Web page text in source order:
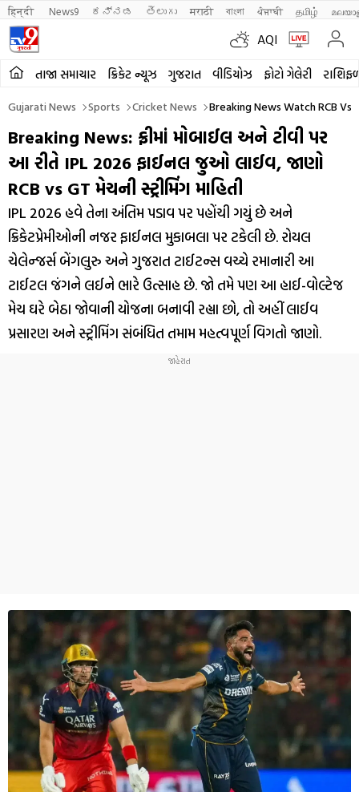
हिन्दी News9 ಕನ್ನಡ తెలుగు मराठी বাংলা ਪੰਜਾਬੀ தமிழ்
AQI
તાજા સમાચાર ક્રિકેટ ન્યૂઝ ગુજરાત વીડિયોઝ ફોટો ગેલેરી
Gujarati News Sports Cricket News Breaking News Watch RCB Vs
Breaking News: ફ્રીમાં મોબાઈલ અને ટીવી પર
આ રીતે IPL 2026 ફાઈનલ જુઓ લાઈવ, જાણો
RCB vs GT મેચની સ્ટ્રીમિંગ માહિતી
IPL 2026 હવે તેના અંતિમ પડાવ પર પહોંચી ગયું છે અને
ક્રિકેટપ્રેમીઓની નજર ફાઈનલ મુકાબલા પર ટકેલી છે. રોયલ
ચેલેન્જર્સ બેંગલુરુ અને ગુજરાત ટાઈટન્સ વચ્ચે રમાનારી આ
ટાઈટલ જંગને લઈને ભારે ઉત્સાહ છે. જો તમે પણ આ હાઈ-વોલ્ટેજ
મેચ ઘરે બેઠા જોવાની યોજના બનાવી રહ્યા છો, તો અહીં લાઈવ
પ્રસારણ અને સ્ટ્રીમિંગ સંબંધિત તમામ મહત્વપૂર્ણ વિગતો જાણો.